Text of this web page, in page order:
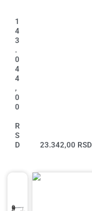
1
4
3
.
0
4
4
,
0
0
R
S
D
23.342,00 RSD